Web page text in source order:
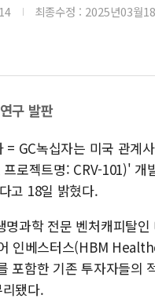
최종수정 : 2025년03월
구 발판
= GC녹십자는 미국 관
로젝트명: CRV-101)' 개
고 18일 밝혔다.
명과학 전문 벤처캐피탈
인베스터스(HBM
포함한 기존 투자자들의
됐다.